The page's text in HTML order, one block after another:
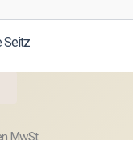
Seitz
MwSt.